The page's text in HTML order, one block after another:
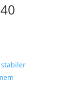
stabiler